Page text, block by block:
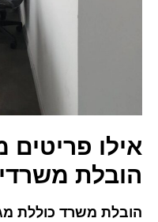
אילו
הובלת
הובלת משרד כוללת